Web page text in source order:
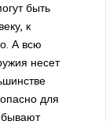
быть
к
А всю
несет
для
бывают